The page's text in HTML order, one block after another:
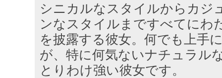
シニカルなスタイルからカジ
ンなスタイルまですべてにわ
を披露する彼女。何でも上手
が、特に何気ないナチュラル
とりわけ強い彼女です。